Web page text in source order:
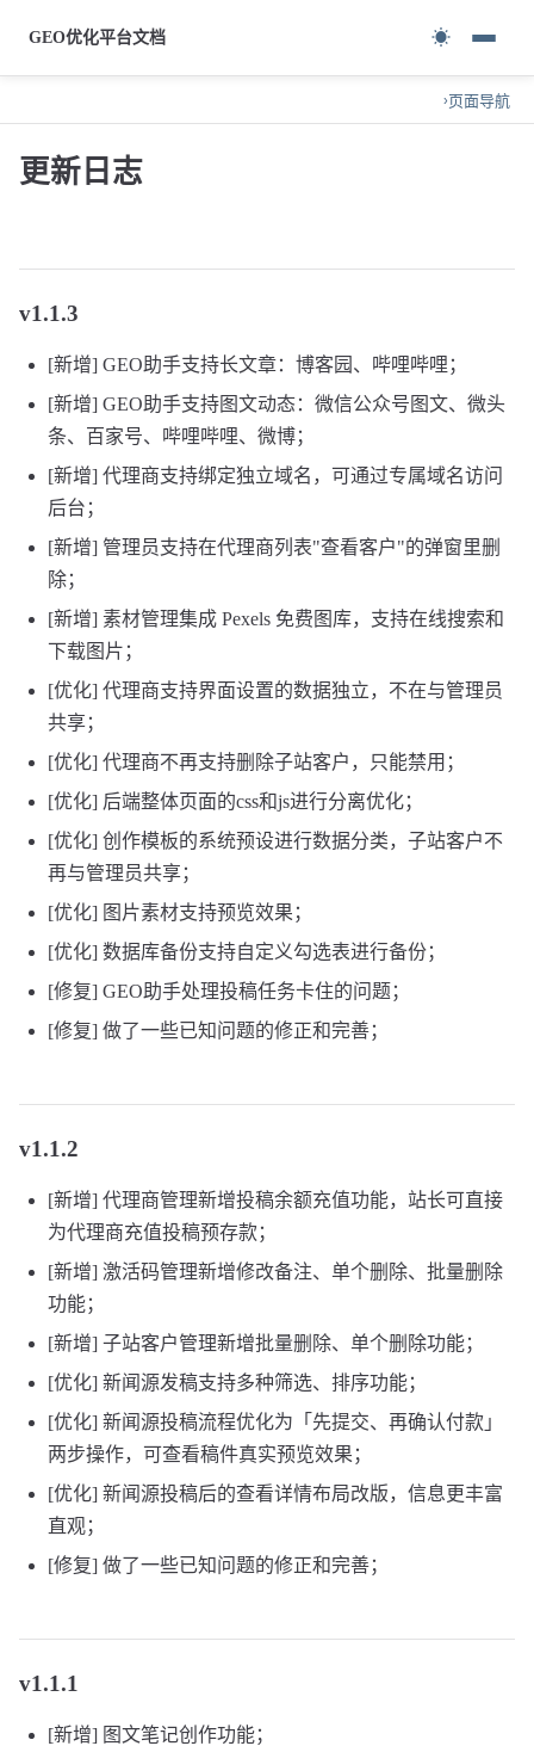
GEO优化平台文档 ☀
页面导航
›
更新日志
v1.1.3
[新增] GEO助手支持长文章：博客园、哔哩哔哩；
[新增] GEO助手支持图文动态：微信公众号图文、微头
条、百家号、哔哩哔哩、微博；
[新增] 代理商支持绑定独立域名，可通过专属域名访问
后台；
[新增] 管理员支持在代理商列表"查看客户"的弹窗里删
除；
[新增] 素材管理集成 Pexels 免费图库，支持在线搜索和
下载图片；
[优化] 代理商支持界面设置的数据独立，不在与管理员
共享；
[优化] 代理商不再支持删除子站客户，只能禁用；
[优化] 后端整体页面的css和js进行分离优化；
[优化] 创作模板的系统预设进行数据分类，子站客户不
再与管理员共享；
[优化] 图片素材支持预览效果；
[优化] 数据库备份支持自定义勾选表进行备份；
[修复] GEO助手处理投稿任务卡住的问题；
[修复] 做了一些已知问题的修正和完善；
v1.1.2
[新增] 代理商管理新增投稿余额充值功能，站长可直接
为代理商充值投稿预存款；
[新增] 激活码管理新增修改备注、单个删除、批量删除
功能；
[新增] 子站客户管理新增批量删除、单个删除功能；
[优化] 新闻源发稿支持多种筛选、排序功能；
[优化] 新闻源投稿流程优化为「先提交、再确认付款」
两步操作，可查看稿件真实预览效果；
[优化] 新闻源投稿后的查看详情布局改版，信息更丰富
直观；
[修复] 做了一些已知问题的修正和完善；
v1.1.1
[新增] 图文笔记创作功能；